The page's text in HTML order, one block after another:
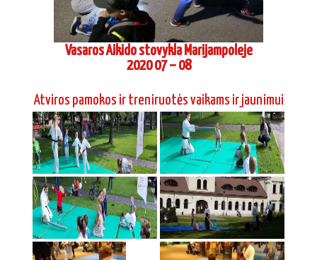
Vasaros Aikido stovykla Marijampoleje
2020 07 – 08
Atviros pamokos ir treniruotės vaikams ir jaunimui